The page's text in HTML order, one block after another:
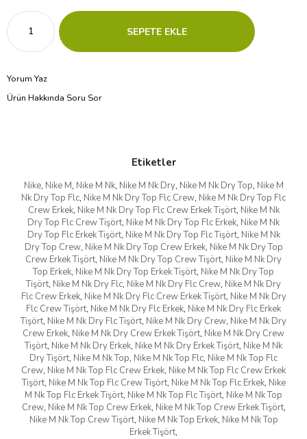
Yorum Yaz
Ürün Hakkında Soru Sor
Etiketler
Nike, Nike M, Nike M Nk, Nike M Nk Dry, Nike M Nk Dry Top, Nike M
Nk Dry Top Flc, Nike M Nk Dry Top Flc Crew, Nike M Nk Dry Top Flc
Crew Erkek, Nike M Nk Dry Top Flc Crew Erkek Tişört, Nike M Nk
Dry Top Flc Crew Tişört, Nike M Nk Dry Top Flc Erkek, Nike M Nk
Dry Top Flc Erkek Tişört, Nike M Nk Dry Top Flc Tişört, Nike M Nk
Dry Top Crew, Nike M Nk Dry Top Crew Erkek, Nike M Nk Dry Top
Crew Erkek Tişört, Nike M Nk Dry Top Crew Tişört, Nike M Nk Dry
Top Erkek, Nike M Nk Dry Top Erkek Tişört, Nike M Nk Dry Top
Tişört, Nike M Nk Dry Flc, Nike M Nk Dry Flc Crew, Nike M Nk Dry
Flc Crew Erkek, Nike M Nk Dry Flc Crew Erkek Tişört, Nike M Nk Dry
Flc Crew Tişört, Nike M Nk Dry Flc Erkek, Nike M Nk Dry Flc Erkek
Tişört, Nike M Nk Dry Flc Tişört, Nike M Nk Dry Crew, Nike M Nk Dry
Crew Erkek, Nike M Nk Dry Crew Erkek Tişört, Nike M Nk Dry Crew
Tişört, Nike M Nk Dry Erkek, Nike M Nk Dry Erkek Tişört, Nike M Nk
Dry Tişört, Nike M Nk Top, Nike M Nk Top Flc, Nike M Nk Top Flc
Crew, Nike M Nk Top Flc Crew Erkek, Nike M Nk Top Flc Crew Erkek
Tişört, Nike M Nk Top Flc Crew Tişört, Nike M Nk Top Flc Erkek, Nike
M Nk Top Flc Erkek Tişört, Nike M Nk Top Flc Tişört, Nike M Nk Top
Crew, Nike M Nk Top Crew Erkek, Nike M Nk Top Crew Erkek Tişört,
Nike M Nk Top Crew Tişört, Nike M Nk Top Erkek, Nike M Nk Top
Erkek Tişört,